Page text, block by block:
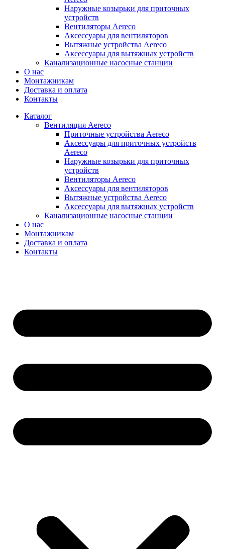
Наружные козырьки для приточных
устройств
Вентиляторы Aereco
Аксессуары для вентиляторов
Вытяжные устройства Aereco
Аксессуары для вытяжных устройств
Канализационные насосные станции
О нас
Монтажникам
Доставка и оплата
Контакты
Каталог
Вентиляция Aereco
Приточные устройства Aereco
Аксессуары для приточных устройств
Aereco
Наружные козырьки для приточных
устройств
Вентиляторы Aereco
Аксессуары для вентиляторов
Вытяжные устройства Aereco
Аксессуары для вытяжных устройств
Канализационные насосные станции
О нас
Монтажникам
Доставка и оплата
Контакты